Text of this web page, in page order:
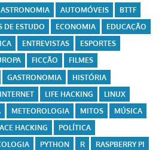
ASTRONOMIA AUTOMÓVEIS
BTTF
DE ESTUDO ECONOMIA
EDUCAÇÃO
ENTREVISTAS
ESPORTES
FICÇÃO
FILMES
GASTRONOMIA
HISTÓRIA
INTERNET LIFE HACKING
LINUX
METEOROLOGIA MITOS
MÚSICA
HACKING
POLÍTICA
PYTHON R
RASPBERRY PI